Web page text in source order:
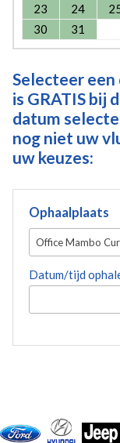
23
24
30
31
Selecteer
is GRATIS bij
datum
nog niet uw
uw keuzes:
Ophaalplaats
Office Mambo
Datum/tijd